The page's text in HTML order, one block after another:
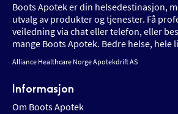
Boots Apotek er din helsedestinasjon,
utvalg av produkter og tjenester. Få
veiledning via chat eller telefon, eller
mange Boots Apotek. Bedre helse, hele
Alliance Healthcare Norge Apotekdrift AS
Informasjon
Om Boots Apotek